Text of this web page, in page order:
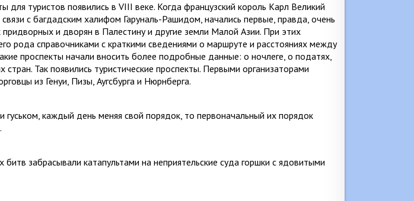
для туристов по­явились в VIII веке. Когда французский король Карл Великий
с баг­дадским халифом Гаруналь-Рашидом, начались первые, правда, очень
придворных и дворян в Палестину и другие земли Ма­лой Азии. При этих
рода справочниками с краткими сведениями о маршруте и расстояниях между
проспекты начали вносить более подробные дан­ные: о ночлеге, о податях,
стран. Так появились туристические проспекты. Первыми организаторами
из Генуи, Пизы, Аугсбурга и Нюрнберга.
гуськом, каждый день меняя свой порядок, то первоначальный их поря­док
битв забрасывали катапультами на неприятельские суда горшки с ядови­тыми